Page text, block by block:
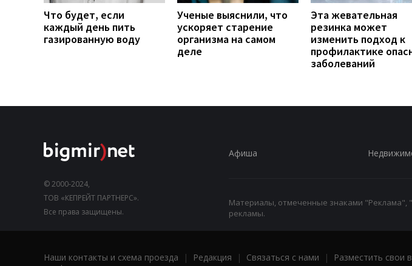
Что будет, если
каждый день пить
газированную воду
Ученые выяснили, что
ускоряет старение
организма на самом
деле
Эта жевательная
резинка может
изменить подход к
профилактике
заболеваний
© 2000-2024,
ТОВ «КЕПРЕЙТ ПАРТНЕРС».
Все права защищены.
Афиша
Материалы, отмеченные знаками "Реклама",
рекламы.
Наши контакты и схема проезда | Редакция | Связаться с нами | Разместить свои